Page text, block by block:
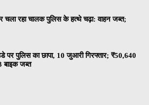
चला रहा चालक पुलिस के हत्थे चढ़ा: वाहन जब्त;
पुलिस का छापा, 10 जुआरी गिरफ्तार; ₹50,640
बाइक जब्त